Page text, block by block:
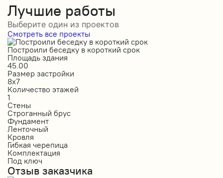
Лучшие работы
Выберите один из проектов
Смотреть все проекты
Построили беседку в короткий срок
Площадь здания
45.00
Размер застройки
8х7
Количество этажей
1
Стены
Строганный брус
Фундамент
Ленточный
Кровля
Гибкая черепица
Комплектация
Под ключ
Отзыв заказчика